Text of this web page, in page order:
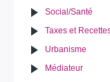
Social/Santé
Taxes et
Urbanisme
Médiateur